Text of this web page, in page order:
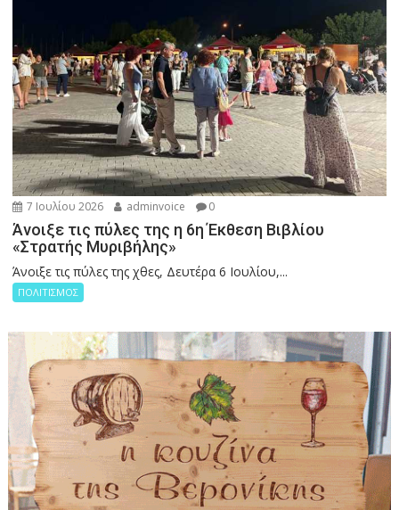
7 Ιουλίου 2026 adminvoice 0
Άνοιξε τις πύλες της η 6η Έκθεση Βιβλίου
«Στρατής Μυριβήλης»
Άνοιξε τις πύλες της χθες, Δευτέρα 6 Ιουλίου,...
ΠΟΛΙΤΙΣΜΟΣ